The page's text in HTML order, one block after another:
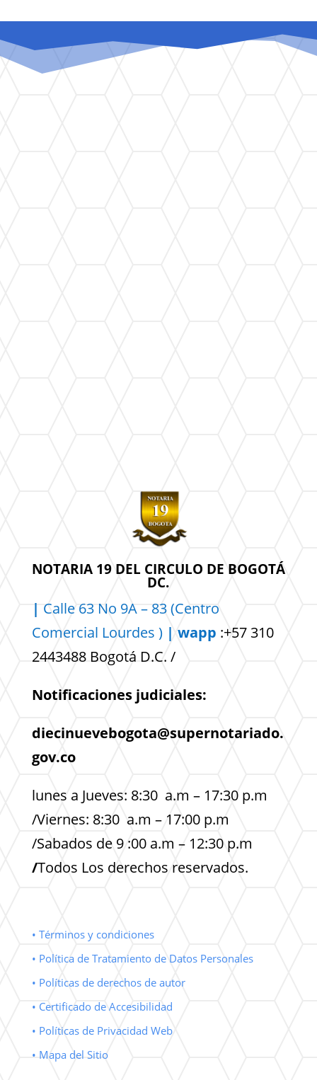
NOTARIA 19 DEL CIRCULO DE BOGOTÁ
DC.
| Calle 63 No 9A – 83 (Centro
Comercial Lourdes ) | wapp :+57 310
2443488 Bogotá D.C. /
Notificaciones judiciales:
diecinuevebogota@supernotariado.
gov.co
lunes a Jueves: 8:30 a.m – 17:30 p.m
/Viernes: 8:30 a.m – 17:00 p.m
/Sabados de 9 :00 a.m – 12:30 p.m
/Todos Los derechos reservados.
• Términos y condiciones
• Política de Tratamiento de Datos Personales
• Políticas de derechos de autor
• Certificado de Accesibilidad
• Políticas de Privacidad Web
• Mapa del Sitio